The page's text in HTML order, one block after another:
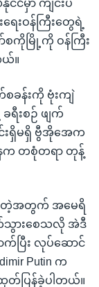
ငံမှာ ကျင်းပ
ေးဝန်ကြီးတွေရဲ့
ာ်စကိုမြို့ကို ဝန်ကြီး
ယ်။
ခန်းကို ဗုံးကျဲ
ရီးစဉ် ဖျက်
းရှိမရှိ ဗွီအိုအေက
နက တစုံတရာ တုန့်
တဲ့အတွက် အမေရိ
သွားစေသလို အဲဒီ
ပြီး လုပ်ဆောင်
Putin က
ထုတ်ပြန်ခဲ့ပါတယ်။